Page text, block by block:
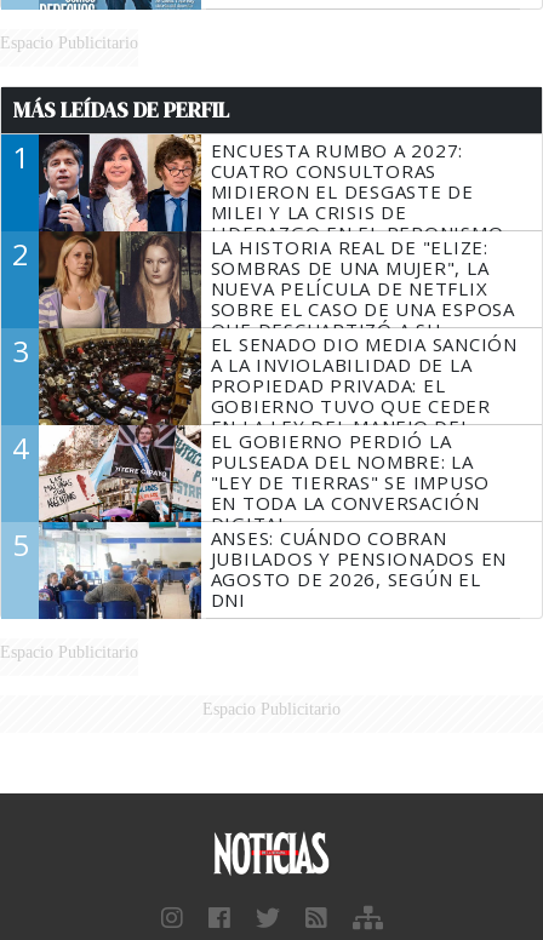
Espacio Publicitario
MÁS LEÍDAS DE PERFIL
1
ENCUESTA RUMBO A 2027:
CUATRO CONSULTORAS
MIDIERON EL DESGASTE DE
MILEI Y LA CRISIS DE
LIDERAZGO EN EL PERONISMO
2
LA HISTORIA REAL DE "ELIZE:
SOMBRAS DE UNA MUJER", LA
NUEVA PELÍCULA DE NETFLIX
SOBRE EL CASO DE UNA ESPOSA
QUE DESCUARTIZÓ A SU
MARIDO
3
EL SENADO DIO MEDIA SANCIÓN
A LA INVIOLABILIDAD DE LA
PROPIEDAD PRIVADA: EL
GOBIERNO TUVO QUE CEDER
EN LA LEY DEL MANEJO DEL
FUEGO
4
EL GOBIERNO PERDIÓ LA
PULSEADA DEL NOMBRE: LA
"LEY DE TIERRAS" SE IMPUSO
EN TODA LA CONVERSACIÓN
DIGITAL
5
ANSES: CUÁNDO COBRAN
JUBILADOS Y PENSIONADOS EN
AGOSTO DE 2026, SEGÚN EL
DNI
Espacio Publicitario
Espacio Publicitario